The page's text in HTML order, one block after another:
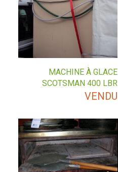
MACHINE À GLACE
SCOTSMAN 400 LBR
VENDU